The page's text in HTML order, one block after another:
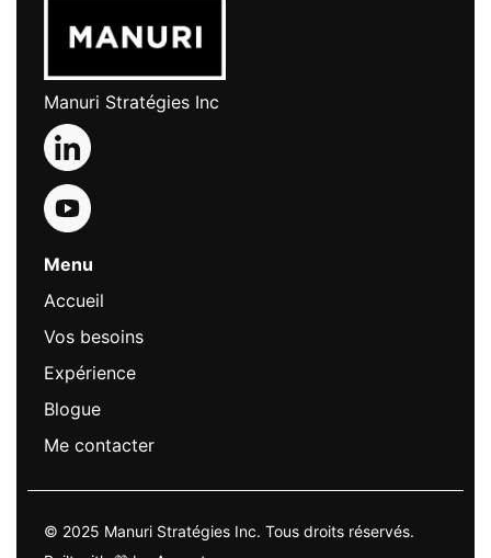
Manuri Stratégies Inc
Menu
Accueil
Vos besoins
Expérience
Blogue
Me contacter
© 2025 Manuri Stratégies Inc. Tous droits réservés.